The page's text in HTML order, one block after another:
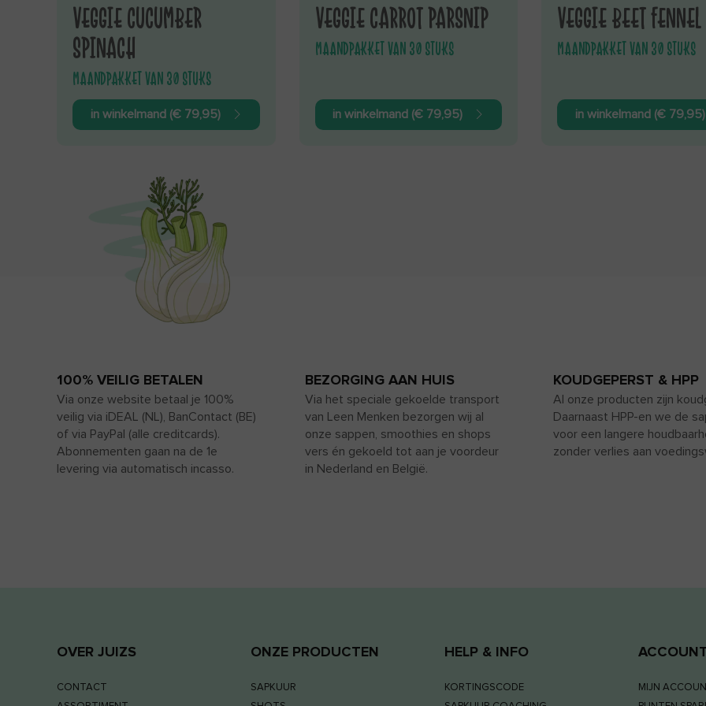
VEGGIE CUCUMBER
SPINACH
MAANDPAKKET VAN 30 STUKS
in winkelmand (€ 79,95)
VEGGIE CARROT PARSNIP
MAANDPAKKET VAN 30 STUKS
in winkelmand (€ 79,95)
VEGGIE BEET FENNEL
MAANDPAKKET VAN 30 STUKS
in winkelmand (€
100% VEILIG BETALEN
Via onze website betaal je 100%
veilig via iDEAL (NL), BanContact (BE)
of via PayPal (alle creditcards).
Abonnementen gaan na de 1e
levering via automatisch incasso.
BEZORGING AAN HUIS
Via het speciale gekoelde transport
van Leen Menken bezorgen wij al
onze sappen, smoothies en shops
vers én gekoeld tot aan je voordeur
in Nederland en België.
KOUDGEPERST & HPP
Al onze producten zijn
Daarnaast HPP-en we de
voor een langere
zonder verlies aan
OVER JUIZS
CONTACT
ONZE PRODUCTEN
SAPKUUR
HELP & INFO
KORTINGSCODE
MIJN